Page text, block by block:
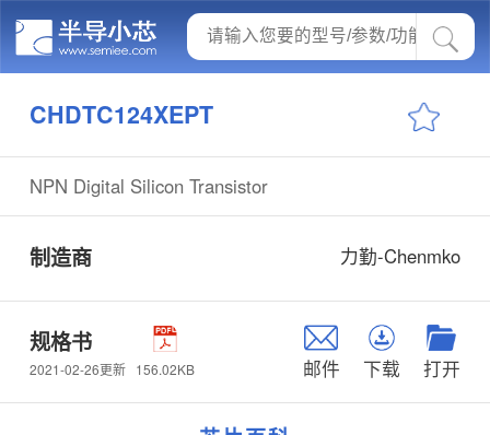
CHDTC124XEPT
NPN Digital Silicon Transistor
制造商 力勤-Chenmko
规格书
2021-02-26更新 156.02KB 邮件 下载 打开